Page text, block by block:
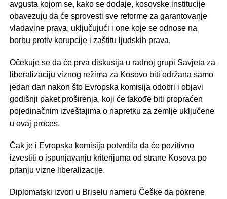
avgusta kojom se, kako se dodaje, kosovske institucije
obavezuju da će sprovesti sve reforme za garantovanje
vladavine prava, uključujući i one koje se odnose na
borbu protiv korupcije i zaštitu ljudskih prava.
Očekuje se da će prva diskusija u radnoj grupi Savjeta za
liberalizaciju viznog režima za Kosovo biti održana samo
jedan dan nakon što Evropska komisija odobri i objavi
godišnji paket proširenja, koji će takođe biti propraćen
pojedinačnim izveštajima o napretku za zemlje uključene
u ovaj proces.
Čak je i Evropska komisija potvrdila da će pozitivno
izvestiti o ispunjavanju kriterijuma od strane Kosova po
pitanju vizne liberalizacije.
Diplomatski izvori u Briselu nameru Češke da pokrene